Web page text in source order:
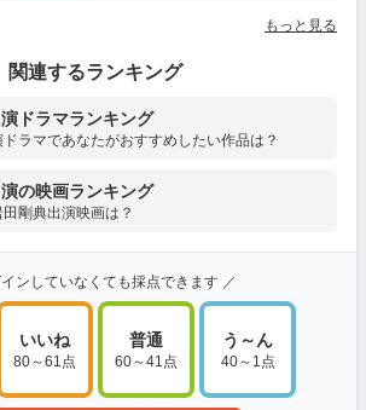
もっと見る
関連するランキング
ドラマランキング
ラマであなたがおすすめしたい作品は？
の映画ランキング
剛典出演映画は？
ンしていなくても採点できます ／
いいね
80～61点
普通
60～41点
う～ん
40～1点